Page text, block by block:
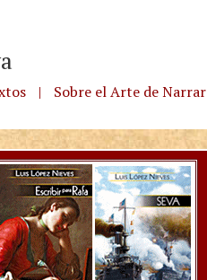
| Sobre el Arte de Narrar